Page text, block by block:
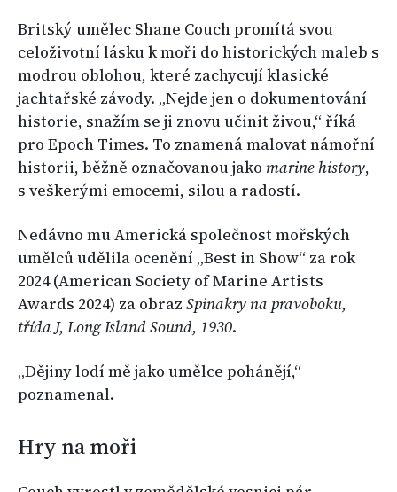
Britský umělec Shane Couch promítá svou
celoživotní lásku k moři do historických maleb s
modrou oblohou, které zachycují klasické
jachtařské závody. „Nejde jen o dokumentování
historie, snažím se ji znovu učinit živou,“ říká
pro Epoch Times. To znamená malovat námořní
historii, běžně označovanou jako marine history,
s veškerými emocemi, silou a radostí.
Nedávno mu Americká společnost mořských
umělců udělila ocenění „Best in Show“ za rok
2024 (American Society of Marine Artists
Awards 2024) za obraz Spinakry na pravoboku,
třída J, Long Island Sound, 1930.
„Dějiny lodí mě jako umělce pohánějí,“
poznamenal.
Hry na moři